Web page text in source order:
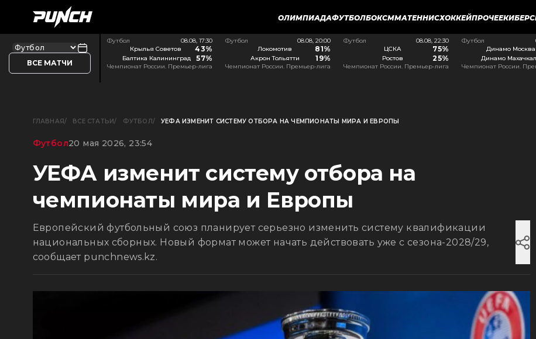
ОЛИМПИАДАФУТБОЛБОКСММАТЕННИСХОККЕЙПРОЧЕЕ
ВСЕ МАТЧИ
Футбол
08.08, 17:30
Крылья Советов
43%
Балтика Калининград 57%
Чемпионат России. Премьер-лига
Футбол
08.08, 20:00
Локомотив
81%
Акрон Тольятти 19%
Чемпионат России. Премьер-лига
Футбол
08.08, 22:30
ЦСКА
75%
Ростов 25%
Чемпионат России. Премьер-лига
Футбол
Динамо Москва
Динамо
Чемпионат России.
ГЛАВНАЯ ВСЕ СТАТЬИ ФУТБОЛ УЕФА ИЗМЕНИТ СИСТЕМУ ОТБОРА НА ЧЕМПИОНАТЫ МИРА И ЕВРОПЫ
Футбол20 мая 2026, 23:54
УЕФА изменит систему отбора на
чемпионаты мира и Европы
Европейский футбольный союз планирует серьезно изменить систему квалификации
национальных сборных. Новый формат может начать действовать уже с сезона-2028/29,
сообщает punchnews.kz.